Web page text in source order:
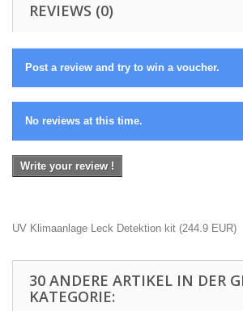
REVIEWS (0)
Post a review and try to win a voucher.
No reviews at this time.
Write your review !
UV Klimaanlage Leck Detektion kit (244.9 EUR)
30 ANDERE ARTIKEL IN DER
KATEGORIE: